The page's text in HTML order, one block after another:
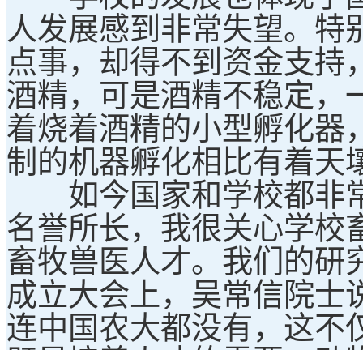
人发展感到非常失望。特
点事，却得不到资金支持
酒精，可是酒精不稳定，
着烧着酒精的小型孵化器
制的机器孵化相比有着天
如今国家和学校都非常
名誉所长，我很关心学校
畜牧兽医人才。我们的研
成立大会上，吴常信院士
连中国农大都没有，这不